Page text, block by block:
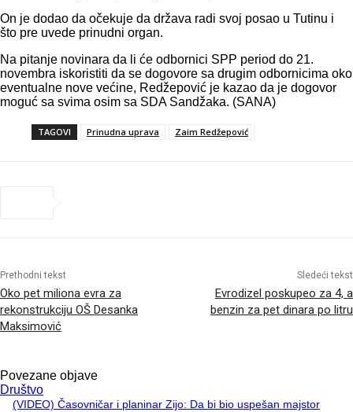
On je dodao da očekuje da država radi svoj posao u Tutinu i
što pre uvede prinudni organ.
Na pitanje novinara da li će odbornici SPP period do 21.
novembra iskoristiti da se dogovore sa drugim odbornicima oko
eventualne nove većine, Redžepović je kazao da je dogovor
moguć sa svima osim sa SDA Sandžaka. (SANA)
TAGOVI Prinudna uprava Zaim Redžepović
Prethodni tekst
Oko pet miliona evra za
rekonstrukciju OŠ Desanka
Maksimović
Sledeći tekst
Evrodizel poskupeo za 4, a
benzin za pet dinara po litru
Povezane objave
Društvo
(VIDEO) Časovničar i planinar Zijo: Da bi bio uspešan majstor